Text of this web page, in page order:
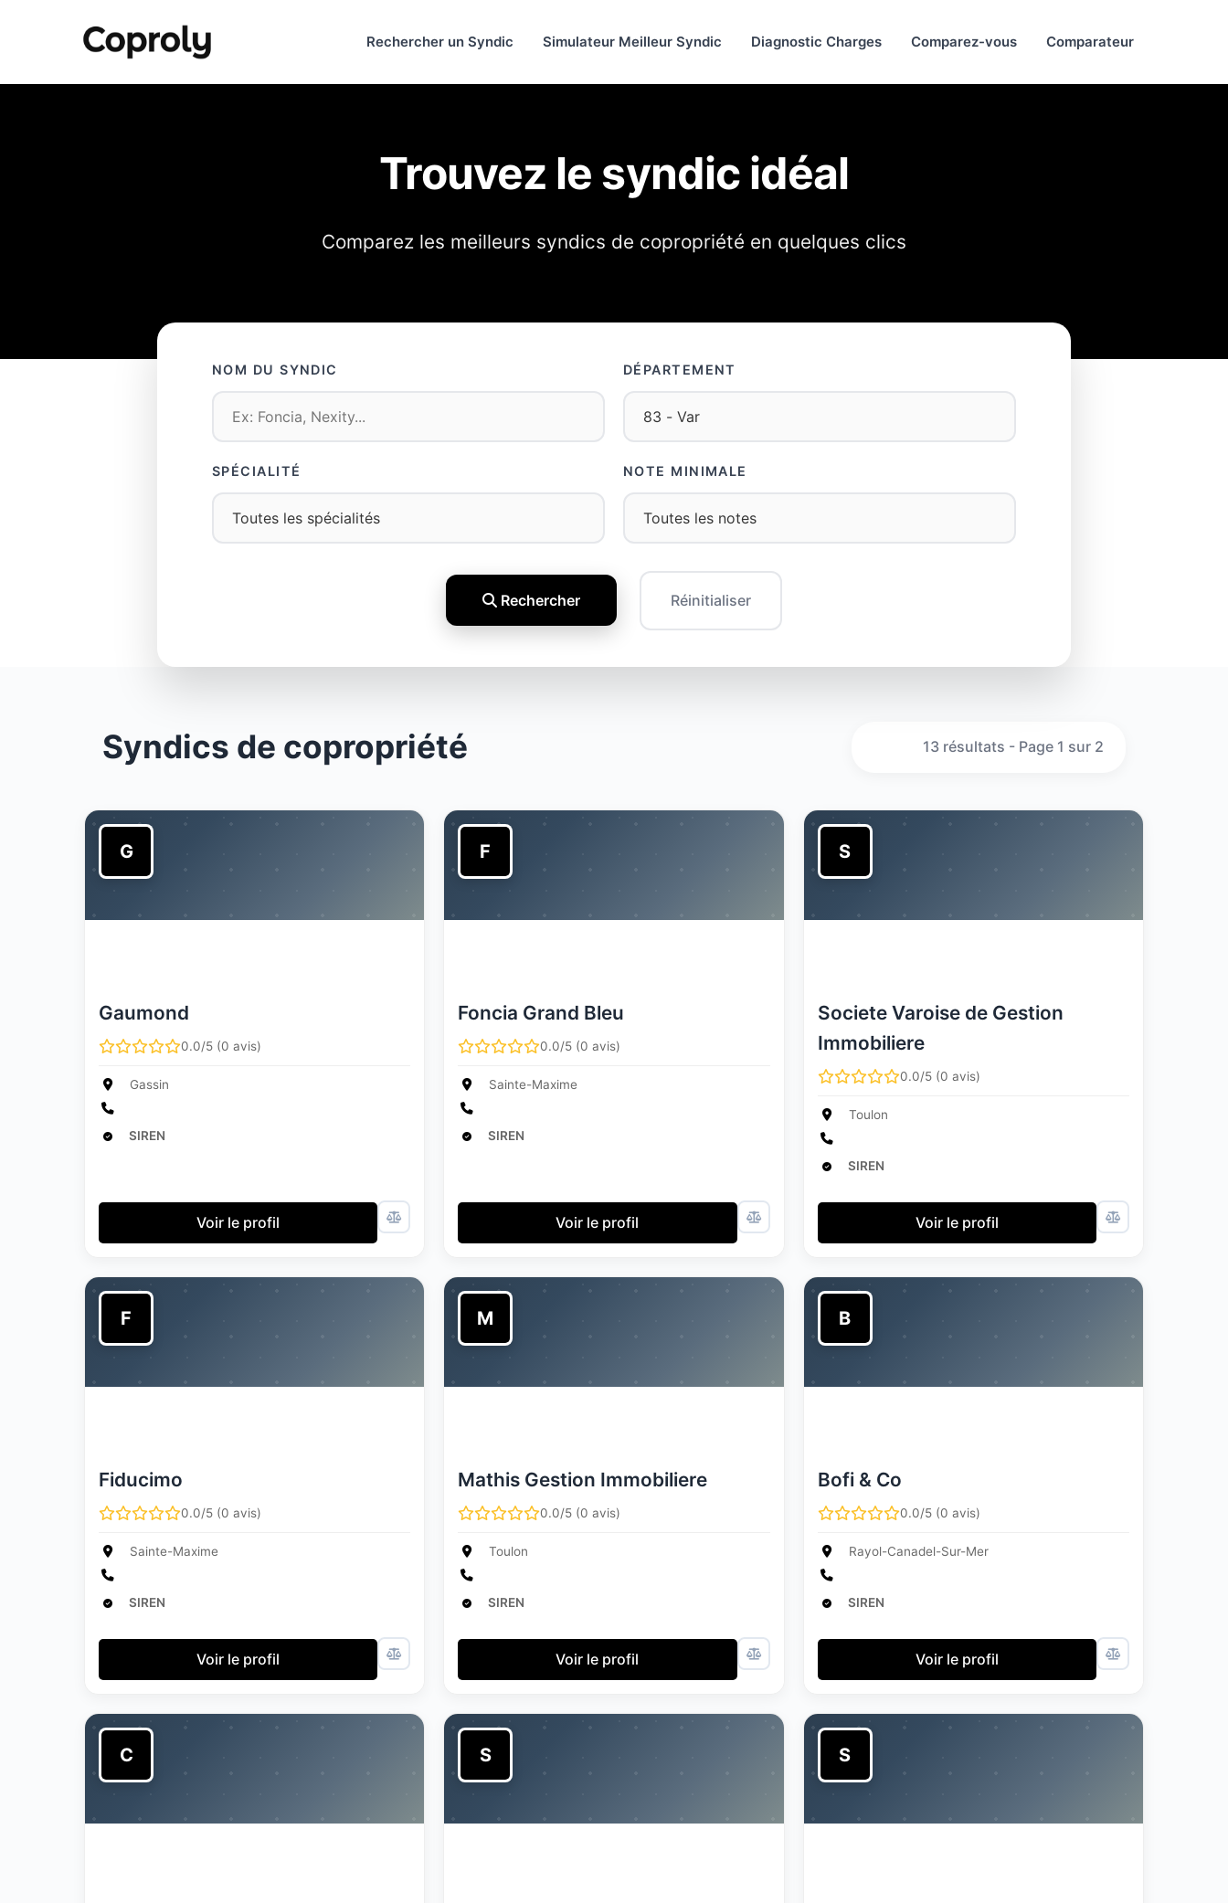
Rechercher un Syndic Simulateur Meilleur Syndic Diagnostic Charges Comparez-vous Comparateur
Trouvez le syndic idéal
Comparez les meilleurs syndics de copropriété en quelques clics
NOM DU SYNDIC DÉPARTEMENT
SPÉCIALITÉ NOTE MINIMALE
Rechercher Réinitialiser
Syndics de copropriété 13 résultats - Page 1 sur 2
G
Gaumond
0.0/5 (0 avis)
Gassin
SIREN
Voir le profil
F
Foncia Grand Bleu
0.0/5 (0 avis)
Sainte-Maxime
SIREN
Voir le profil
S
Societe Varoise de Gestion
Immobiliere
0.0/5 (0 avis)
Toulon
SIREN
Voir le profil
F
Fiducimo
0.0/5 (0 avis)
Sainte-Maxime
SIREN
Voir le profil
M
Mathis Gestion Immobiliere
0.0/5 (0 avis)
Toulon
SIREN
Voir le profil
B
Bofi & Co
0.0/5 (0 avis)
Rayol-Canadel-Sur-Mer
SIREN
Voir le profil
C S S